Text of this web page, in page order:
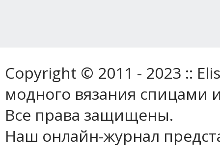
Copyright © 2011 - 2023 ::
модного вязания спицами
Все права защищены.
Наш онлайн-журнал